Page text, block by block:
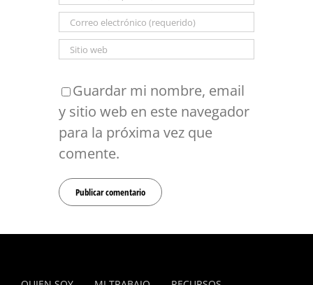
Guardar mi nombre, email
y sitio web en este navegador
para la próxima vez que
comente.